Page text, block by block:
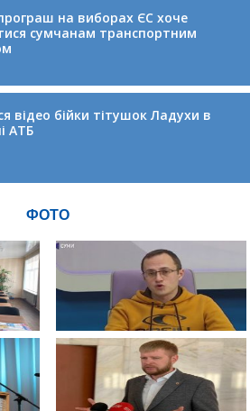
на виборах ЄС хоче
сумчанам транспортним
відео бійки тітушок Ладухи в
АТБ
ФОТО